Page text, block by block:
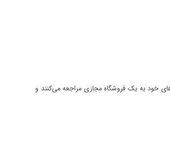
خود به یک فروشگاه مجازی مراجعه می‌کنند و